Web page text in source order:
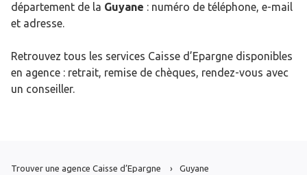
département de la Guyane : numéro de téléphone, e-mail
et adresse.
Retrouvez tous les services Caisse d’Epargne disponibles
en agence : retrait, remise de chèques, rendez-vous avec
un conseiller.
Trouver une agence Caisse d’Epargne Guyane